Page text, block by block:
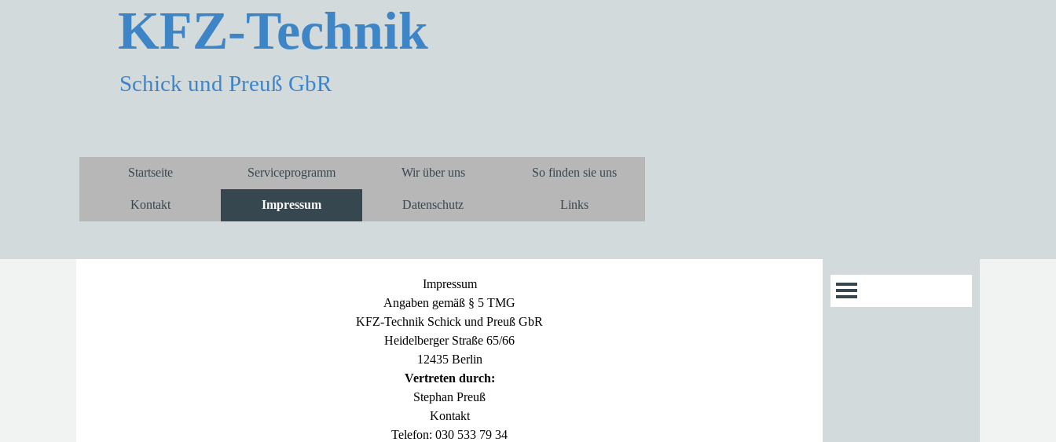
Startseite Serviceprogramm Wir über uns So finden sie uns
Kontakt Impressum Datenschutz Links
KFZ-Technik
Schick und Preuß GbR
Impressum
Angaben gemäß § 5 TMG
KFZ-Technik Schick und Preuß GbR
Heidelberger Straße 65/66
12435 Berlin
Vertreten durch:
Stephan Preuß
Kontakt
Telefon: 030 533 79 34